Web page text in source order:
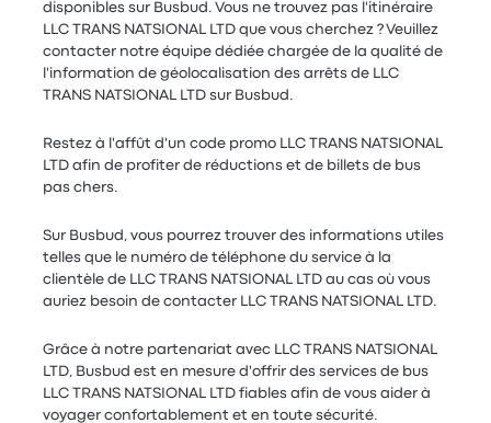
disponibles sur Busbud. Vous ne trouvez pas l'itinéraire
LLC TRANS NATSIONAL LTD que vous cherchez ? Veuillez
contacter notre équipe dédiée chargée de la qualité de
l'information de géolocalisation des arrêts de LLC
TRANS NATSIONAL LTD sur Busbud.
Restez à l'affût d'un code promo LLC TRANS NATSIONAL
LTD afin de profiter de réductions et de billets de bus
pas chers.
Sur Busbud, vous pourrez trouver des informations utiles
telles que le numéro de téléphone du service à la
clientèle de LLC TRANS NATSIONAL LTD au cas où vous
auriez besoin de contacter LLC TRANS NATSIONAL LTD.
Grâce à notre partenariat avec LLC TRANS NATSIONAL
LTD, Busbud est en mesure d'offrir des services de bus
LLC TRANS NATSIONAL LTD fiables afin de vous aider à
voyager confortablement et en toute sécurité.